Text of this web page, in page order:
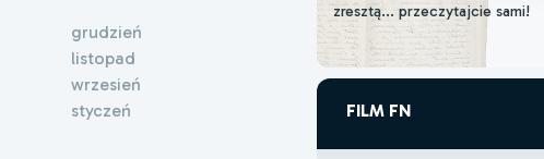
grudzień
listopad
wrzesień
styczeń
zresztą... przeczytajcie sami!
FILM FN